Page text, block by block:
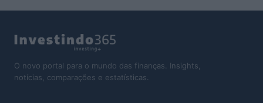
O novo portal para o mundo das finanças. Insights,
notícias, comparações e estatísticas.